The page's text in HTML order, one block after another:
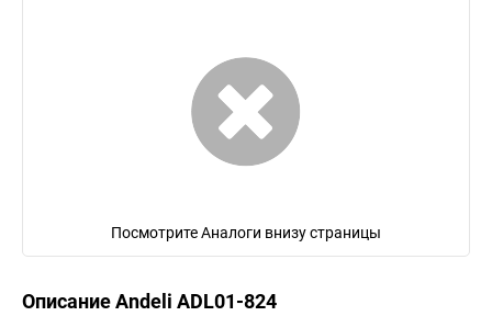
Посмотрите Аналоги внизу страницы
Описание Andeli ADL01-824